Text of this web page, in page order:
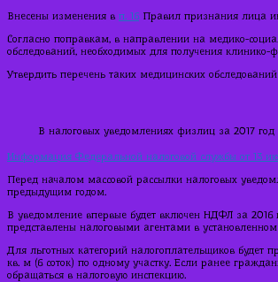
Внесены изменения в п. 16Правил признания лица
Согласно поправкам, в направлении на медико-
обследований, необходимых для получения
Утвердить перечень таких медицинских
В налоговых уведомлениях физлиц за 2017
Информация Федеральной налоговой службы от 13
Перед началом массовой рассылки налоговых
предыдущим годом.
В уведомление впервые будет включен НДФЛ за
представлены налоговыми агентами в
Для льготных категорий налогоплательщиков будет
кв. м (6 соток) по одному участку. Если ранее
обращаться в налоговую инспекцию.